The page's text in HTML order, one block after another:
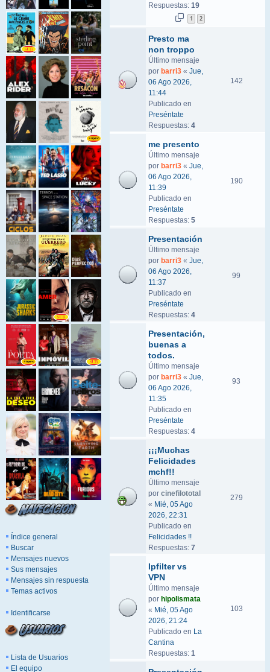
Índice general
Buscar
Mensajes nuevos
Sus mensajes
Mensajes sin respuesta
Temas activos
Identificarse
Lista de Usuarios
El equipo
Respuestas: 19
1 2
Presto ma
non troppo
Último mensaje
por barri3 « Jue,
06 Ago 2026,
11:44
Publicado en
Preséntate
Respuestas: 4
142
me presento
Último mensaje
por barri3 « Jue,
06 Ago 2026,
11:39
Publicado en
Preséntate
Respuestas: 5
190
Presentación
Último mensaje
por barri3 « Jue,
06 Ago 2026,
11:37
Publicado en
Preséntate
Respuestas: 4
99
Presentación,
buenas a
todos.
Último mensaje
por barri3 « Jue,
06 Ago 2026,
11:35
Publicado en
Preséntate
Respuestas: 4
93
¡¡¡Muchas
Felicidades
mchf!!
Último mensaje
por cinefilototal
« Mié, 05 Ago
2026, 22:31
Publicado en
Felicidades !!
Respuestas: 7
279
Ipfilter vs
VPN
Último mensaje
por hipolismata
« Mié, 05 Ago
2026, 21:24
Publicado en La
Cantina
Respuestas: 1
103